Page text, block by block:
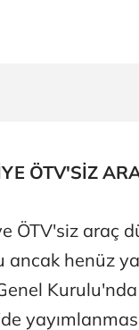
ÖTV'SİZ
ÖTV'siz araç
ancak henüz
Mağaza